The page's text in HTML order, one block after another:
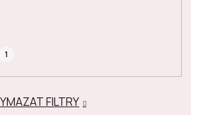
1
FILTRY